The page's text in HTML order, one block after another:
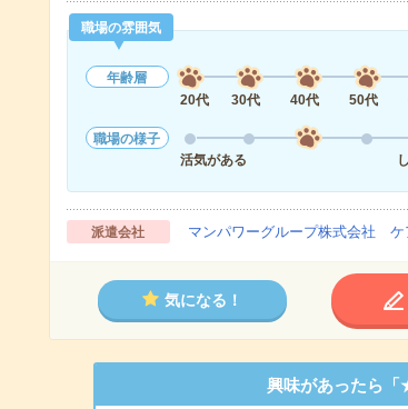
職場の雰囲気
年齢層
20代
30代 40代 50代
職場の様子
活気がある
派遣会社 マンパワーグループ株式会社 ケ
気になる！
興味があったら「